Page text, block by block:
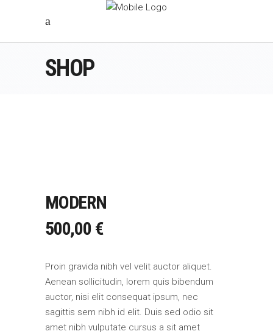
SHOP
MODERN
500,00 €
Proin gravida nibh vel velit auctor aliquet.
Aenean sollicitudin, lorem quis bibendum
auctor, nisi elit consequat ipsum, nec
sagittis sem nibh id elit. Duis sed odio sit
amet nibh vulputate cursus a sit amet